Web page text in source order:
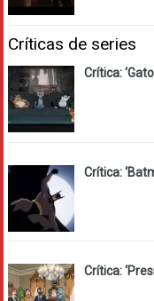
Críticas de series
Crítica:
Crítica:
Crítica: